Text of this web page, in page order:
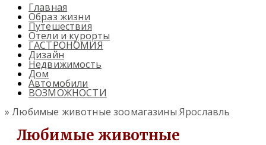
Главная
Образ жизни
Путешествия
Отели и курорты
ГАСТРОНОМИЯ
Дизайн
Недвижимость
Дом
Автомобили
ВОЗМОЖНОСТИ
» Любимые животные зоомагазины Ярославль
Любимые животные